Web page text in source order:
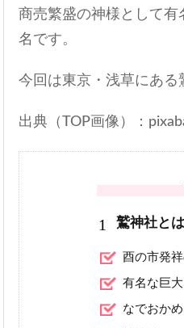
商売繁盛の神様として
名です。
今回は東京・浅草にある
出典（TOP画像）：
1 鷲神社と
酉の市発
有名な巨
なでおか